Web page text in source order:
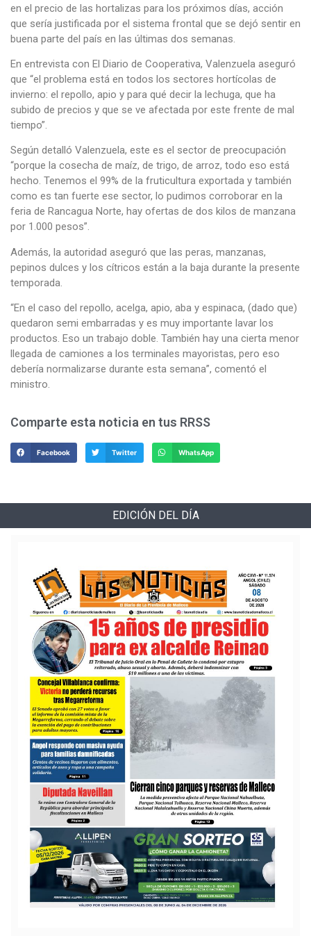
en el precio de las hortalizas para los próximos días, acción
que sería justificada por el sistema frontal que se dejó sentir en
buena parte del país en las últimas dos semanas.
En entrevista con El Diario de Cooperativa, Valenzuela aseguró
que “el problema está en todos los sectores hortícolas de
invierno: el repollo, apio y para qué decir la lechuga, que ha
subido de precios y que se ve afectada por este frente de mal
tiempo”.
Según detalló Valenzuela, este es el sector de preocupación
“porque la cosecha de maíz, de trigo, de arroz, todo eso está
hecho. Tenemos el 99% de la fruticultura exportada y también
como es tan fuerte ese sector, lo pudimos corroborar en la
feria de Rancagua Norte, hay ofertas de dos kilos de manzana
por 1.000 pesos”.
Además, la autoridad aseguró que las peras, manzanas,
pepinos dulces y los cítricos están a la baja durante la presente
temporada.
“En el caso del repollo, acelga, apio, aba y espinaca, (dado que)
quedaron semi embarradas y es muy importante lavar los
productos. Eso un trabajo doble. También hay una cierta menor
llegada de camiones a los terminales mayoristas, pero eso
debería normalizarse durante esta semana”, comentó el
ministro.
Comparte esta noticia en tus RRSS
Facebook Twitter WhatsApp
EDICIÓN DEL DÍA